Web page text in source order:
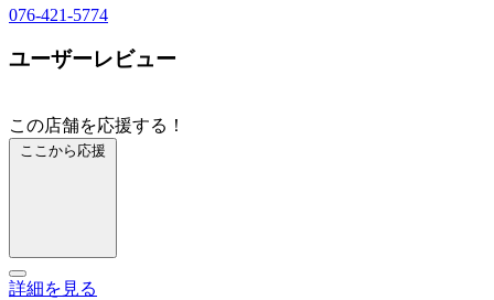
076-421-5774
ユーザーレビュー
この店舗を応援する！
ここから応援
詳細を見る